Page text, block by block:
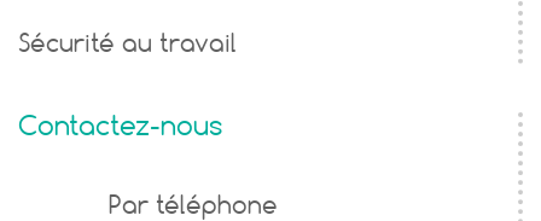
Sécurité au travail
Contactez-nous
FormulairePar téléphone